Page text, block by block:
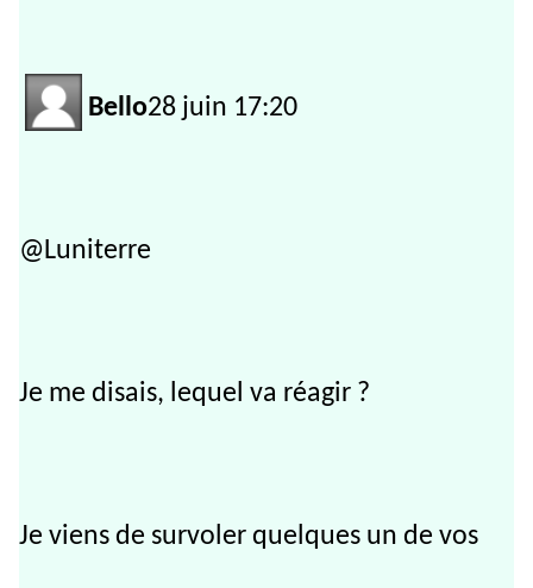
Bello28 juin 17:20
@Luniterre
Je me disais, lequel va réagir ?
Je viens de survoler quelques un de vos